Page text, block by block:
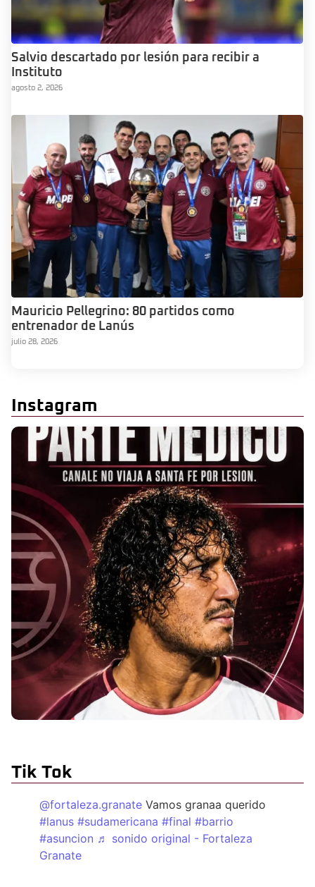
Salvio descartado por lesión para recibir a
Instituto
agosto 2, 2026
Mauricio Pellegrino: 80 partidos como
entrenador de Lanús
julio 28, 2026
Instagram
Tik Tok
@fortaleza.granate Vamos granaa querido
#lanus #sudamericana #final #barrio
#asuncion ♬ sonido original - Fortaleza
Granate